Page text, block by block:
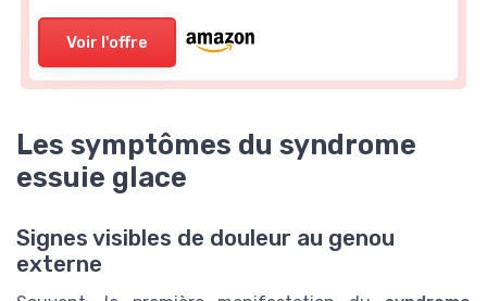
Voir l'offre
Les symptômes du syndrome
essuie glace
Signes visibles de douleur au genou
externe